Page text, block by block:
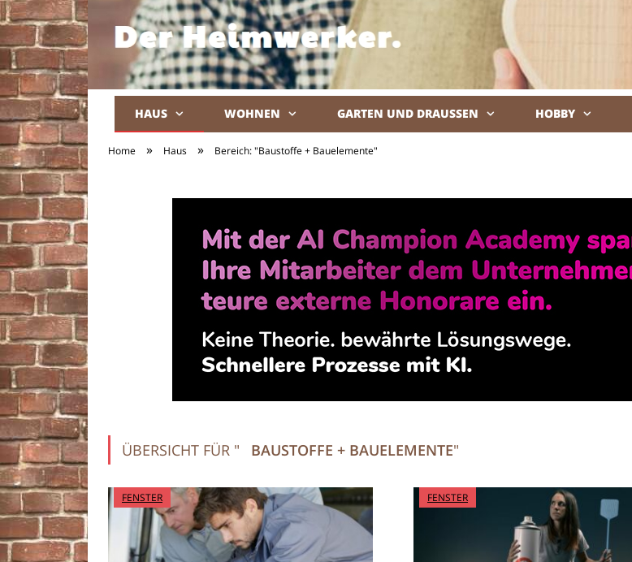
HAUS WOHNEN GARTEN UND DRAUSSEN HOBBY
Home » Haus » Bereich: "Baustoffe + Bauelemente"
ÜBERSICHT FÜR " BAUSTOFFE + BAUELEMENTE"
FENSTER FENSTER